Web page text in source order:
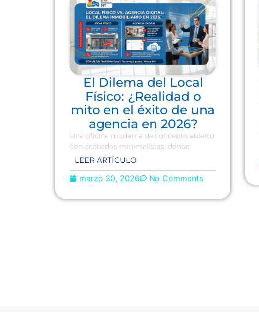
El Dilema del Local
Físico: ¿Realidad o
mito en el éxito de una
agencia en 2026?
Una oficina moderna de concepto abierto
con acabados minimalistas, donde
LEER ARTÍCULO
marzo 30, 2026 No Comments